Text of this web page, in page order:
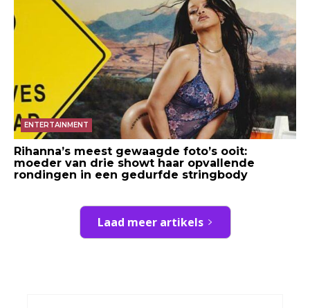
ENTERTAINMENT
Rihanna’s meest gewaagde foto’s ooit:
moeder van drie showt haar opvallende
rondingen in een gedurfde stringbody
Laad meer artikels